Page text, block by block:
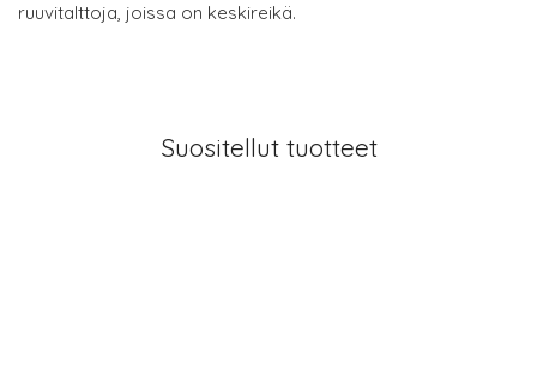
ruuvitalttoja, joissa on keskireikä.
Suositellut tuotteet